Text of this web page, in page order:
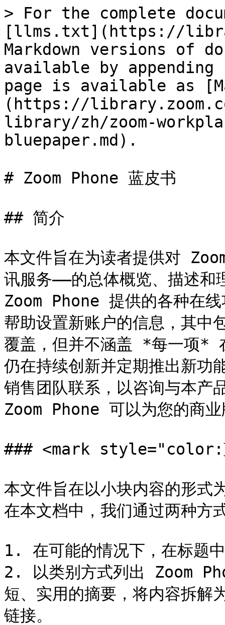
> For the complete
[llms.txt](https://
Markdown versions of
available by
page is available as
(https://
library/zh/zoom-
bluepaper.md).
# Zoom Phone 蓝皮书
## 简介
本文件旨在为读者提供对
讯服务——的总体概览、描述和
Zoom Phone 提供的各种在
帮助设置新账户的信息，其中
覆盖，但并不涵盖 *每一项*
仍在持续创新并定期推出新功
销售团队联系，以咨询与本产
Zoom Phone 可以为您的商
### <mark style="color:
本文件旨在以小块内容的形式
在本文档中，我们通过两种方
1. 在可能的情况下，在标题
2. 以类别方式列出 Zoom
短、实用的摘要，将内容拆解
链接。